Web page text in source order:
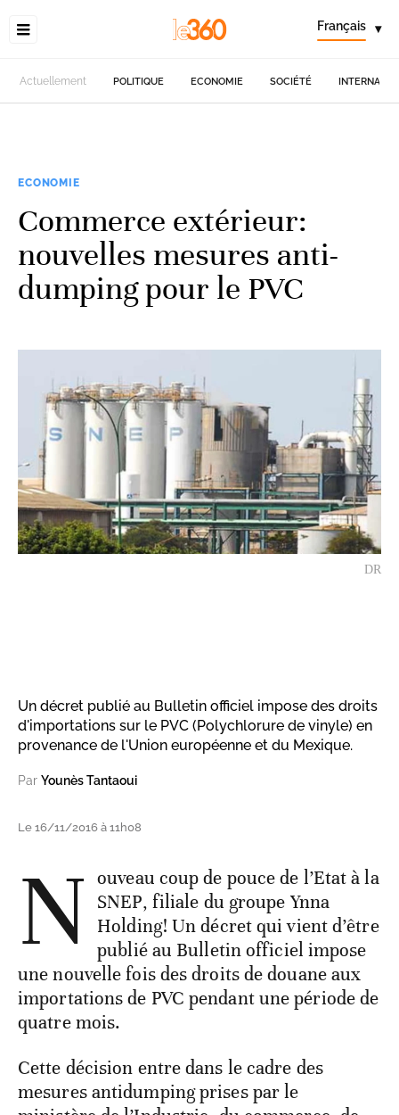
Français ▾
Actuellement POLITIQUE ECONOMIE SOCIÉTÉ
ECONOMIE
Commerce extérieur:
nouvelles mesures anti-
dumping pour le PVC
DR
Un décret publié au Bulletin officiel impose des droits
d'importations sur le PVC (Polychlorure de vinyle) en
provenance de l'Union européenne et du Mexique.
Par Younès Tantaoui
Le 16/11/2016 à 11h08
N ouveau coup de pouce de l’Etat à la
SNEP, filiale du groupe Ynna
Holding! Un décret qui vient d’être
publié au Bulletin officiel impose
une nouvelle fois des droits de douane aux
importations de PVC pendant une période de
quatre mois.
Cette décision entre dans le cadre des
mesures antidumping prises par le